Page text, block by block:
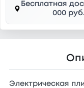
Бесплатная
000
Электрическая